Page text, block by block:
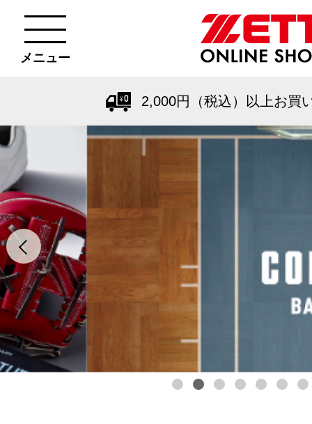
メニュー
2,000円（税込）以上お買